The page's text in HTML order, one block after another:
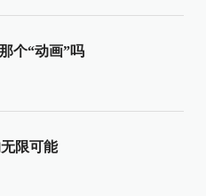
个“动画”吗
限可能